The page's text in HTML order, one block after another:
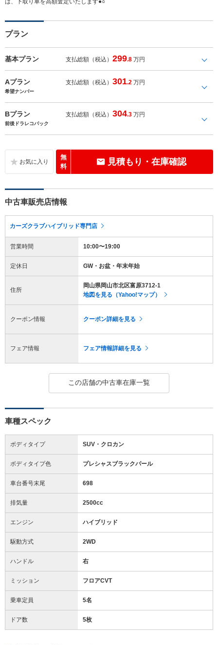
プラン
基本プラン 支払総額（税込）299.8 万円
Aプラン 支払総額（税込）301.2 万円
希望ナンバー
Bプラン 支払総額（税込）304.3 万円
前後ドラレコパック
無
料
見積もり・在庫確認
中古車販売店情報
カーズクラブハイブリッド専門店
営業時間 10:00〜19:00
定休日 GW・お盆・年末年始
住所
岡山県岡山市北区富原3712-1
地図を見る（Yahoo!マップ）
クーポン情報 クーポン詳細を見る
フェア情報 フェア情報詳細を見る
この店舗の中古車在庫一覧
車種スペック
ボディタイプ SUV・クロカン
ボディタイプ色 プレシャスブラックパール
車台番号末尾 698
排気量 2500cc
エンジン ハイブリッド
駆動方式 2WD
ハンドル 右
ミッション フロアCVT
乗車定員 5名
ドア数 5枚